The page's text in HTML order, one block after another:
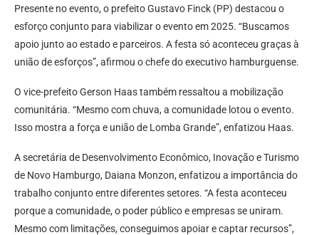
Presente no evento, o prefeito Gustavo Finck (PP) destacou o
esforço conjunto para viabilizar o evento em 2025. “Buscamos
apoio junto ao estado e parceiros. A festa só aconteceu graças à
união de esforços”, afirmou o chefe do executivo hamburguense.
O vice-prefeito Gerson Haas também ressaltou a mobilização
comunitária. “Mesmo com chuva, a comunidade lotou o evento.
Isso mostra a força e união de Lomba Grande”, enfatizou Haas.
A secretária de Desenvolvimento Econômico, Inovação e Turismo
de Novo Hamburgo, Daiana Monzon, enfatizou a importância do
trabalho conjunto entre diferentes setores. “A festa aconteceu
porque a comunidade, o poder público e empresas se uniram.
Mesmo com limitações, conseguimos apoiar e captar recursos”,